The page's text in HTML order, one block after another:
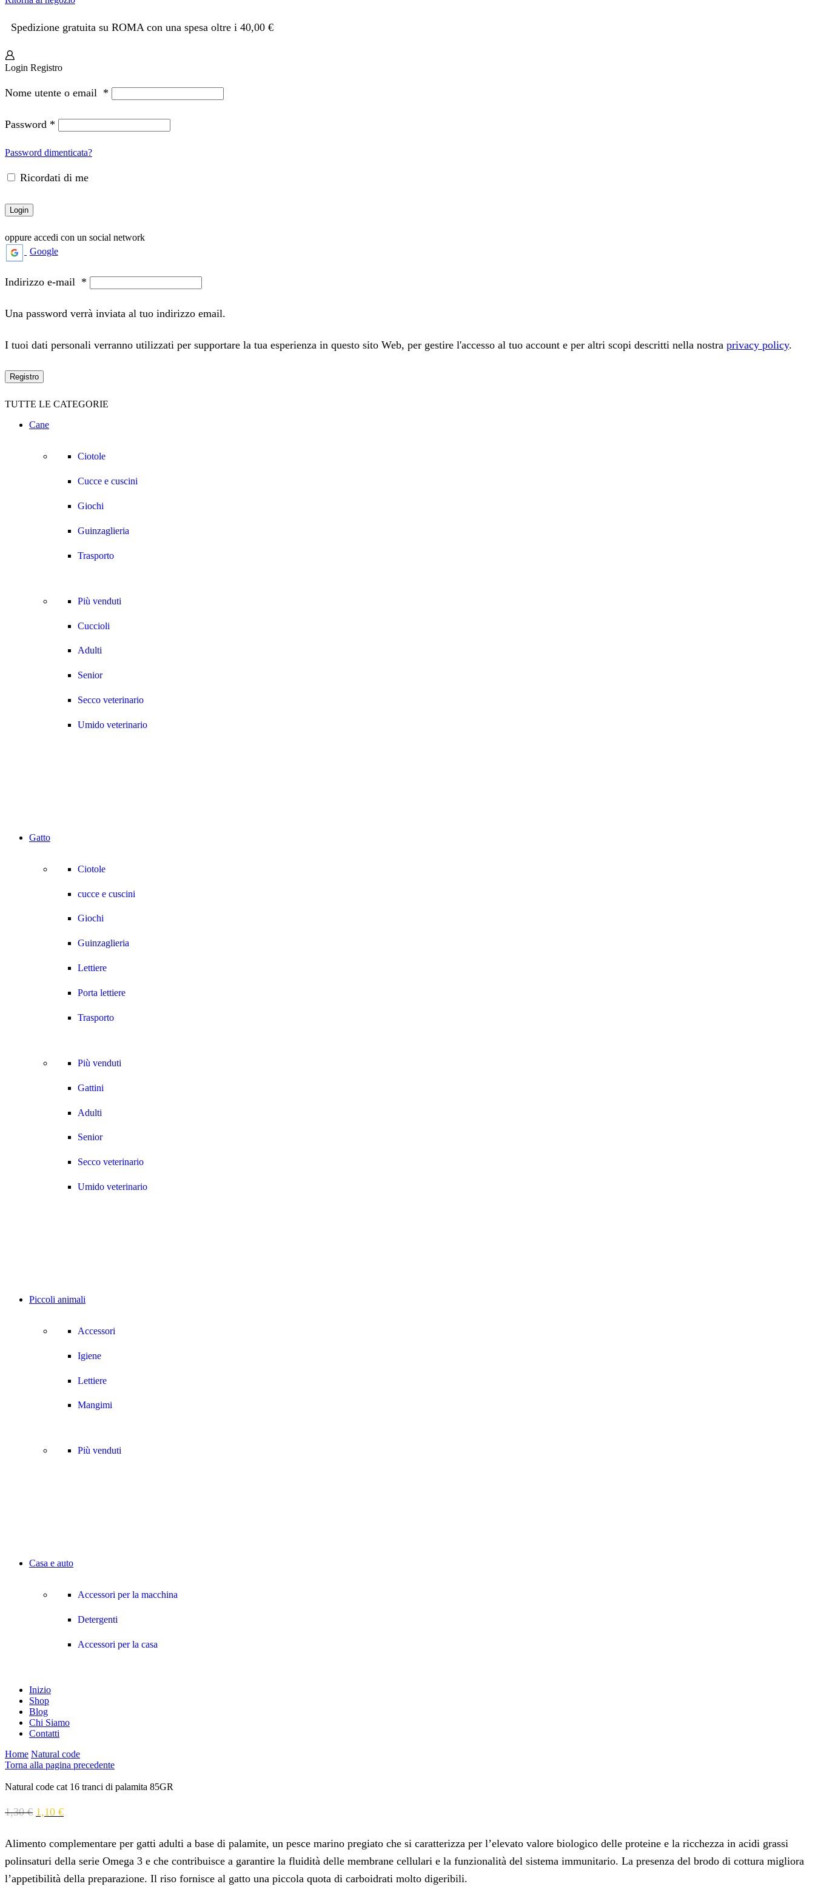
Spedizione gratuita su ROMA con una spesa oltre i 40,00 €
Login Registro
Nome utente o email *
Password *
Password dimenticata?
Ricordati di me
Login
oppure accedi con un social network
Google
Indirizzo e-mail *
Una password verrà inviata al tuo indirizzo email.
I tuoi dati personali verranno utilizzati per supportare la tua esperienza in questo sito Web, per gestire l'accesso al tuo account e per altri scopi descritti nella nostra privacy policy.
Registro
TUTTE LE CATEGORIE
Cane
Ciotole
Cucce e cuscini
Giochi
Guinzaglieria
Trasporto
Più venduti
Cuccioli
Adulti
Senior
Secco veterinario
Umido veterinario
Gatto
Ciotole
cucce e cuscini
Giochi
Guinzaglieria
Lettiere
Porta lettiere
Trasporto
Più venduti
Gattini
Adulti
Senior
Secco veterinario
Umido veterinario
Piccoli animali
Accessori
Igiene
Lettiere
Mangimi
Più venduti
Casa e auto
Accessori per la macchina
Detergenti
Accessori per la casa
Inizio
Shop
Blog
Chi Siamo
Contatti
Home Natural code
Torna alla pagina precedente
Natural code cat 16 tranci di palamita 85GR
1,30€ 1,10 €
Alimento complementare per gatti adulti a base di palamite, un pesce marino pregiato che si caratterizza per l’elevato valore biologico delle proteine e la ricchezza in acidi grassi
polinsaturi della serie Omega 3 e che contribuisce a garantire la fluidità delle membrane cellulari e la funzionalità del sistema immunitario. La presenza del brodo di cottura migliora
l’appetibilità della preparazione. Il riso fornisce al gatto una piccola quota di carboidrati molto digeribili.